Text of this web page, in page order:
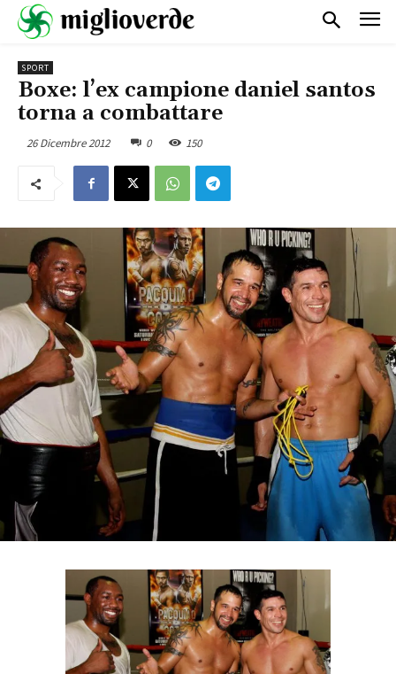
SPORT
Boxe: l’ex campione daniel santos
torna a combattare
26 Dicembre 2012 0 150